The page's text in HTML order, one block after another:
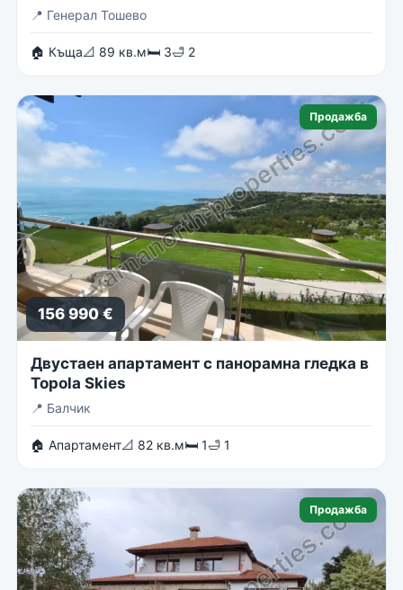
📍 Генерал Тошево
🏠 Къща📐 89 кв.м🛏 3🛁 2
Продажба
156 990 €
Двустаен апартамент с панорамна гледка в
Topola Skies
📍 Балчик
🏠 Апартамент📐 82 кв.м🛏 1🛁 1
Продажба